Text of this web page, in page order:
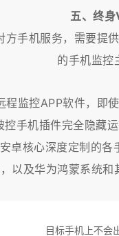
五、终
手机服务，需要提
的手机监控
监控APP软件，
手机插件完全隐
核心深度定制的
以及华为鸿蒙系统和
目标手机上不会